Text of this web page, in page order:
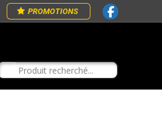
PROMOTIONS